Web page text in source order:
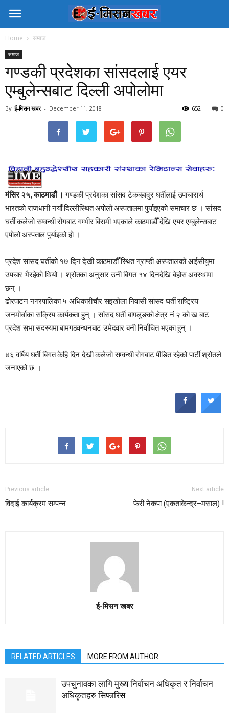
Home समाज
समाज
गण्डकी प्रदेशका सांसदलाई एयर
एम्बुलेन्सबाट दिल्ली अपोलोमा
By ई-मिसन खबर - December 11, 2018 0
652
मंसिर २५, काठमाडौं । गण्डकी प्रदेशका सांसद टेकबहादुर घर्तीलाई उपाचारार्थ
भारतको राजधानी नयाँ दिल्लीस्थित अपोलो अस्पतालमा पुर्याइएको समाचार छ । सांसद
घर्ती कलेजो सम्वन्धी रोगबाट गम्भीर बिरामी भएकाले काठमाडौँ देखि एयर एम्बुलेन्सबाट
एपोलो अस्पताल पुर्याइको हो ।
प्रदेश सांसद घर्तीको १७ दिन देखी काठमाडौँ स्थित ग्राण्डी अस्पतालको आईसीयुमा
उपचार भैरहेको थियो । श्रोतका अनुसार उनी बिगत १४ दिनदेखि बेहोस अवस्थामा
छन् ।
ढोरपाटन नगरपालिका ५ अधिकारीचौर सइखोला निवासी सांसद घर्ती राष्ट्रिय
जनमोर्चाका सक्रिय कार्यकता हुन् । सांसद घर्ती बागलुङको क्षेत्र नं २ को ख बाट
प्रदेश सभा सदस्यमा बामगठवन्धनबाट उमेदवार बनी निर्वाचित भएका हुन् ।
४६ वर्षिय घर्ती बिगत केहि दिन देखी कलेजो सम्वन्धी रोगबाट पीडित रहेको पार्टी श्रोतले
जनाएको छ ।
Previous article
विदाई कार्यक्रम सम्पन्न
Next article
फेरी नेकपा (एकताकेन्द्र–मसाल) !
ई-मिसन खबर
RELATED ARTICLES MORE FROM AUTHOR
उपचुनावका लागि मुख्य निर्वाचन अधिकृत र निर्वाचन
अधिकृतहरु सिफारिस